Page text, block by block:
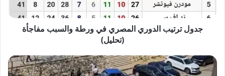
مفاجأة
(تحليل)
جدول ترتيب الدوري المصري في ورطة والسبب مفاجأة
(تحليل)
سقوط
أتوبيس